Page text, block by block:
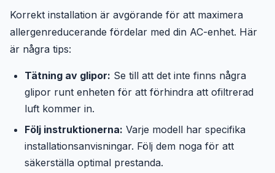
Korrekt installation är avgörande för att maximera
allergenreducerande fördelar med din AC-enhet. Här
är några tips:
Tätning av glipor: Se till att det inte finns några
glipor runt enheten för att förhindra att ofiltrerad
luft kommer in.
Följ instruktionerna: Varje modell har specifika
installationsanvisningar. Följ dem noga för att
säkerställa optimal prestanda.